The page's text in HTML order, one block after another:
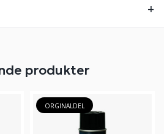
produkter
ORGINALDEL